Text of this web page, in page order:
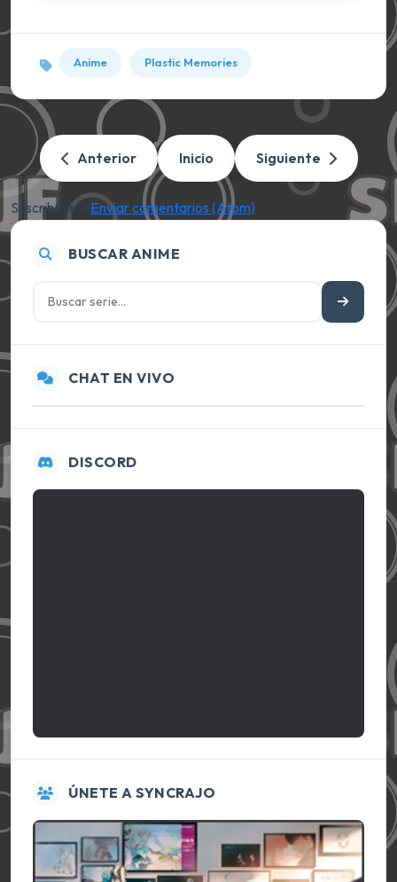
Anime Plastic Memories
Anterior Inicio Siguiente
Suscribirse a:Enviar comentarios (Atom)
BUSCAR ANIME
CHAT EN VIVO
DISCORD
ÚNETE A SYNCRAJO